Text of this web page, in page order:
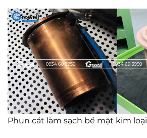
Phun cát làm sạch bề mặt kim loại